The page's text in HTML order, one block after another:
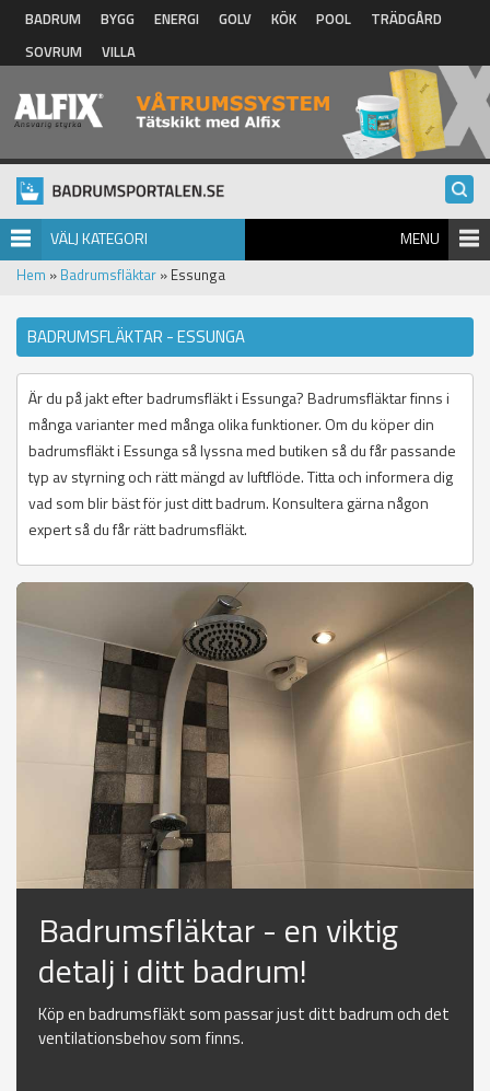
Hoppa till huvudinnehåll
BADRUM BYGG ENERGI GOLV KÖK POOL
TRÄDGÅRD
SOVRUM
VILLA
VÄLJ KATEGORI MENU
Hem » Badrumsfläktar » Essunga
BADRUMSFLÄKTAR - ESSUNGA
Är du på jakt efter badrumsfläkt i Essunga? Badrumsfläktar finns i
många varianter med många olika funktioner. Om du köper din
badrumsfläkt i Essunga så lyssna med butiken så du får passande
typ av styrning och rätt mängd av luftflöde. Titta och informera dig
vad som blir bäst för just ditt badrum. Konsultera gärna någon
expert så du får rätt badrumsfläkt.
Badrumsfläktar - en viktig
detalj i ditt badrum!
Köp en badrumsfläkt som passar just ditt badrum och det
ventilationsbehov som finns.